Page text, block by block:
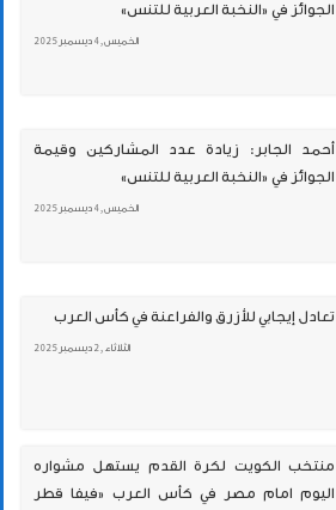
الجوائز في «النخبة العربية للتنس»
الخميس , 4 ديسمبر 2025
أحمد الجابر: زيادة عدد المشاركين وقيمة
الجوائز في «النخبة العربية للتنس»
الخميس , 4 ديسمبر 2025
تعادل إيجابي للأزرق والفراعنة في كأس العرب
الثلاثاء , 2 ديسمبر 2025
منتخب الكويت لكرة القدم يستهل مشواره
اليوم امام مصر في كأس العرب «فيفا قطر